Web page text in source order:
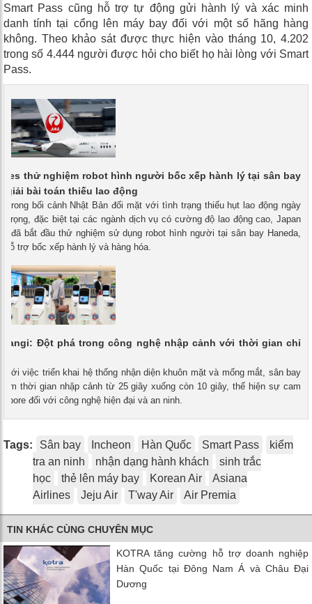
Smart Pass cũng hỗ trợ tự động gửi hành lý và xác minh
danh tính tại cổng lên máy bay đối với một số hãng hàng
không. Theo khảo sát được thực hiện vào tháng 10, 4.202
trong số 4.444 người được hỏi cho biết họ hài lòng với Smart
Pass.
thử nghiệm robot hình người bốc xếp hành lý tại sân bay
giải bài toán thiếu lao động
Trong bối cảnh Nhật Bản đối mặt với tình trạng thiếu hụt lao động ngày
trọng, đặc biệt tại các ngành dịch vụ có cường độ lao động cao, Japan
đã bắt đầu thử nghiệm sử dụng robot hình người tại sân bay Haneda,
hỗ trợ bốc xếp hành lý và hàng hóa.
Đột phá trong công nghệ nhập cảnh với thời gian chỉ
Với việc triển khai hệ thống nhận diện khuôn mặt và mống mắt, sân bay
thời gian nhập cảnh từ 25 giây xuống còn 10 giây, thể hiện sự cam
đối với công nghệ hiện đại và an ninh.
Tags: Sân bay Incheon Hàn Quốc Smart Pass
kiểm
tra an ninh
nhận dạng hành khách
sinh trắc
học
thẻ lên máy bay Korean Air
Asiana
Airlines
Jeju Air T'way Air Air Premia
TIN KHÁC CÙNG CHUYÊN MỤC
KOTRA tăng cường hỗ trợ doanh nghiệp
Hàn Quốc tại Đông Nam Á và Châu Đại
Dương